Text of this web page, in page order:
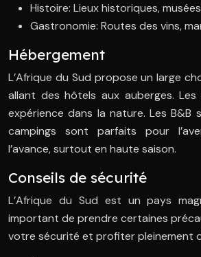
Histoire: Lieux historiques,
Gastronomie: Routes des vins,
Hébergement
L’Afrique du Sud propose un large
allant des hôtels aux auberges.
expérience dans la nature. Les B&B
campings sont parfaits pour
l’avance, surtout en haute saison.
Conseils de sécurité
L’Afrique du Sud est un pays
important de prendre certaines
votre sécurité et profiter pleinement